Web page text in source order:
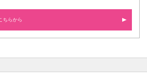
ちらから